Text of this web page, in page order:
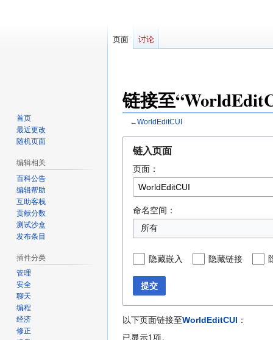
因近日遭受攻
链接至
←WorldEditCUI
链入页面
页面：
命名空间：
隐藏嵌入 隐藏链接
提交
以下页面链接至WorldEditCUI ：
已显示1项。
页面 讨论
首页
最近更改
随机页面
编辑相关
百科公告
编辑帮助
互助客栈
贡献分数
测试沙盒
发布条目
插件分类
管理
安全
聊天
编程
经济
修正